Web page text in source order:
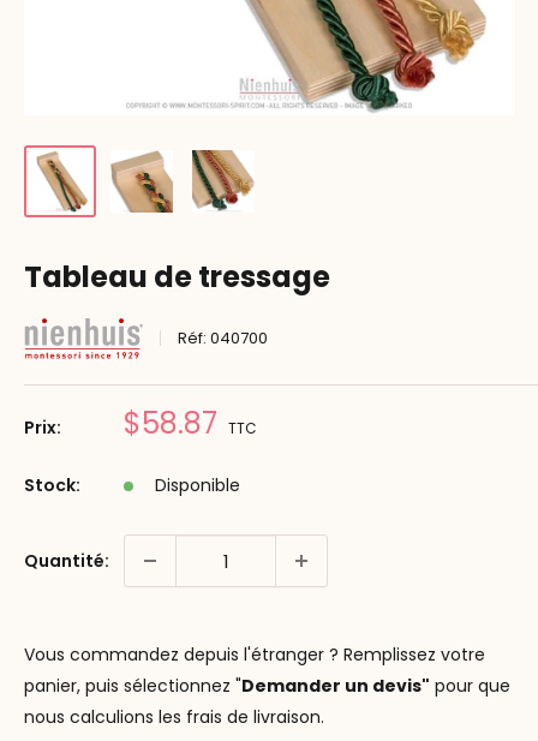
Tableau de tressage
Réf:040700
Prix: Prix
$58.87 TTC
Stock: Disponible
Quantité:
Vous commandez depuis l'étranger ? Remplissez votre
panier, puis sélectionnez "Demander un devis" pour que
nous calculions les frais de livraison.